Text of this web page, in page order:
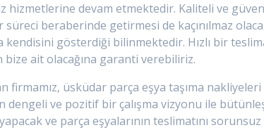
hizmetlerine devam etmektedir. Kaliteli ve
beraberinde getirmesi de kaçınılmaz
gösterdiği bilinmektedir. Hızlı bir
ait olacağına garanti verebiliriz.
firmamız, üsküdar parça eşya taşıma
dengeli ve pozitif bir çalışma vizyonu ile
ve parça eşyalarının teslimatını